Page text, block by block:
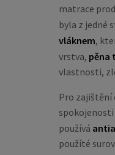
matrace
byla z jedné
vláknem,
vrstva, pěna
vlastnosti,
Pro zajištění
spokojenosti
používá
použíté